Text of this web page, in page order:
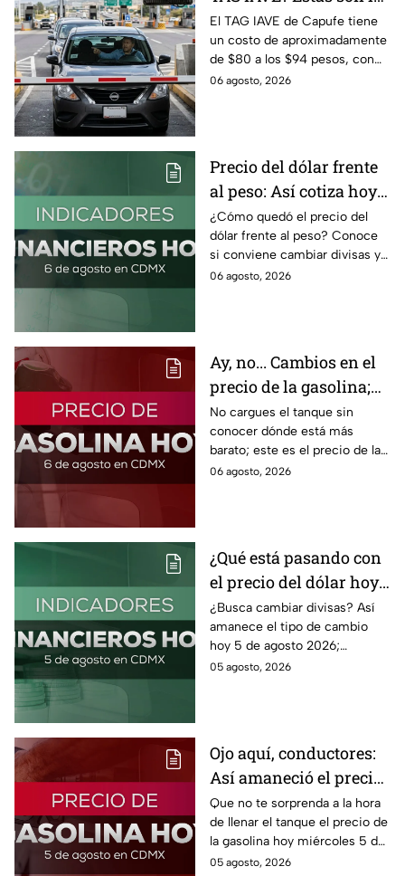
razones por las que no
pasa en la caseta
El TAG IAVE de Capufe tiene
un costo de aproximadamente
de $80 a los $94 pesos, con
IVA incluido; te compartimos
06 agosto, 2026
Precio del dólar frente
al peso: Así cotiza hoy 6
de agosto 2026
¿Cómo quedó el precio del
dólar frente al peso? Conoce
si conviene cambiar divisas y
cómo el flujo en el estrecho de
06 agosto, 2026
Ay, no... Cambios en el
precio de la gasolina;
así quedó HOY
No cargues el tanque sin
conocer dónde está más
barato; este es el precio de la
gasolina para hoy jueves 6 de
06 agosto, 2026
¿Qué está pasando con
el precio del dólar hoy
miércoles 5 de agosto
2026?
¿Busca cambiar divisas? Así
amanece el tipo de cambio
hoy 5 de agosto 2026;
consulta el precio del dólar
05 agosto, 2026
Ojo aquí, conductores:
Así amaneció el precio
de la gasolina HOY
Que no te sorprenda a la hora
de llenar el tanque el precio de
la gasolina hoy miércoles 5 de
agosto 2026; aquí te dejamos
05 agosto, 2026